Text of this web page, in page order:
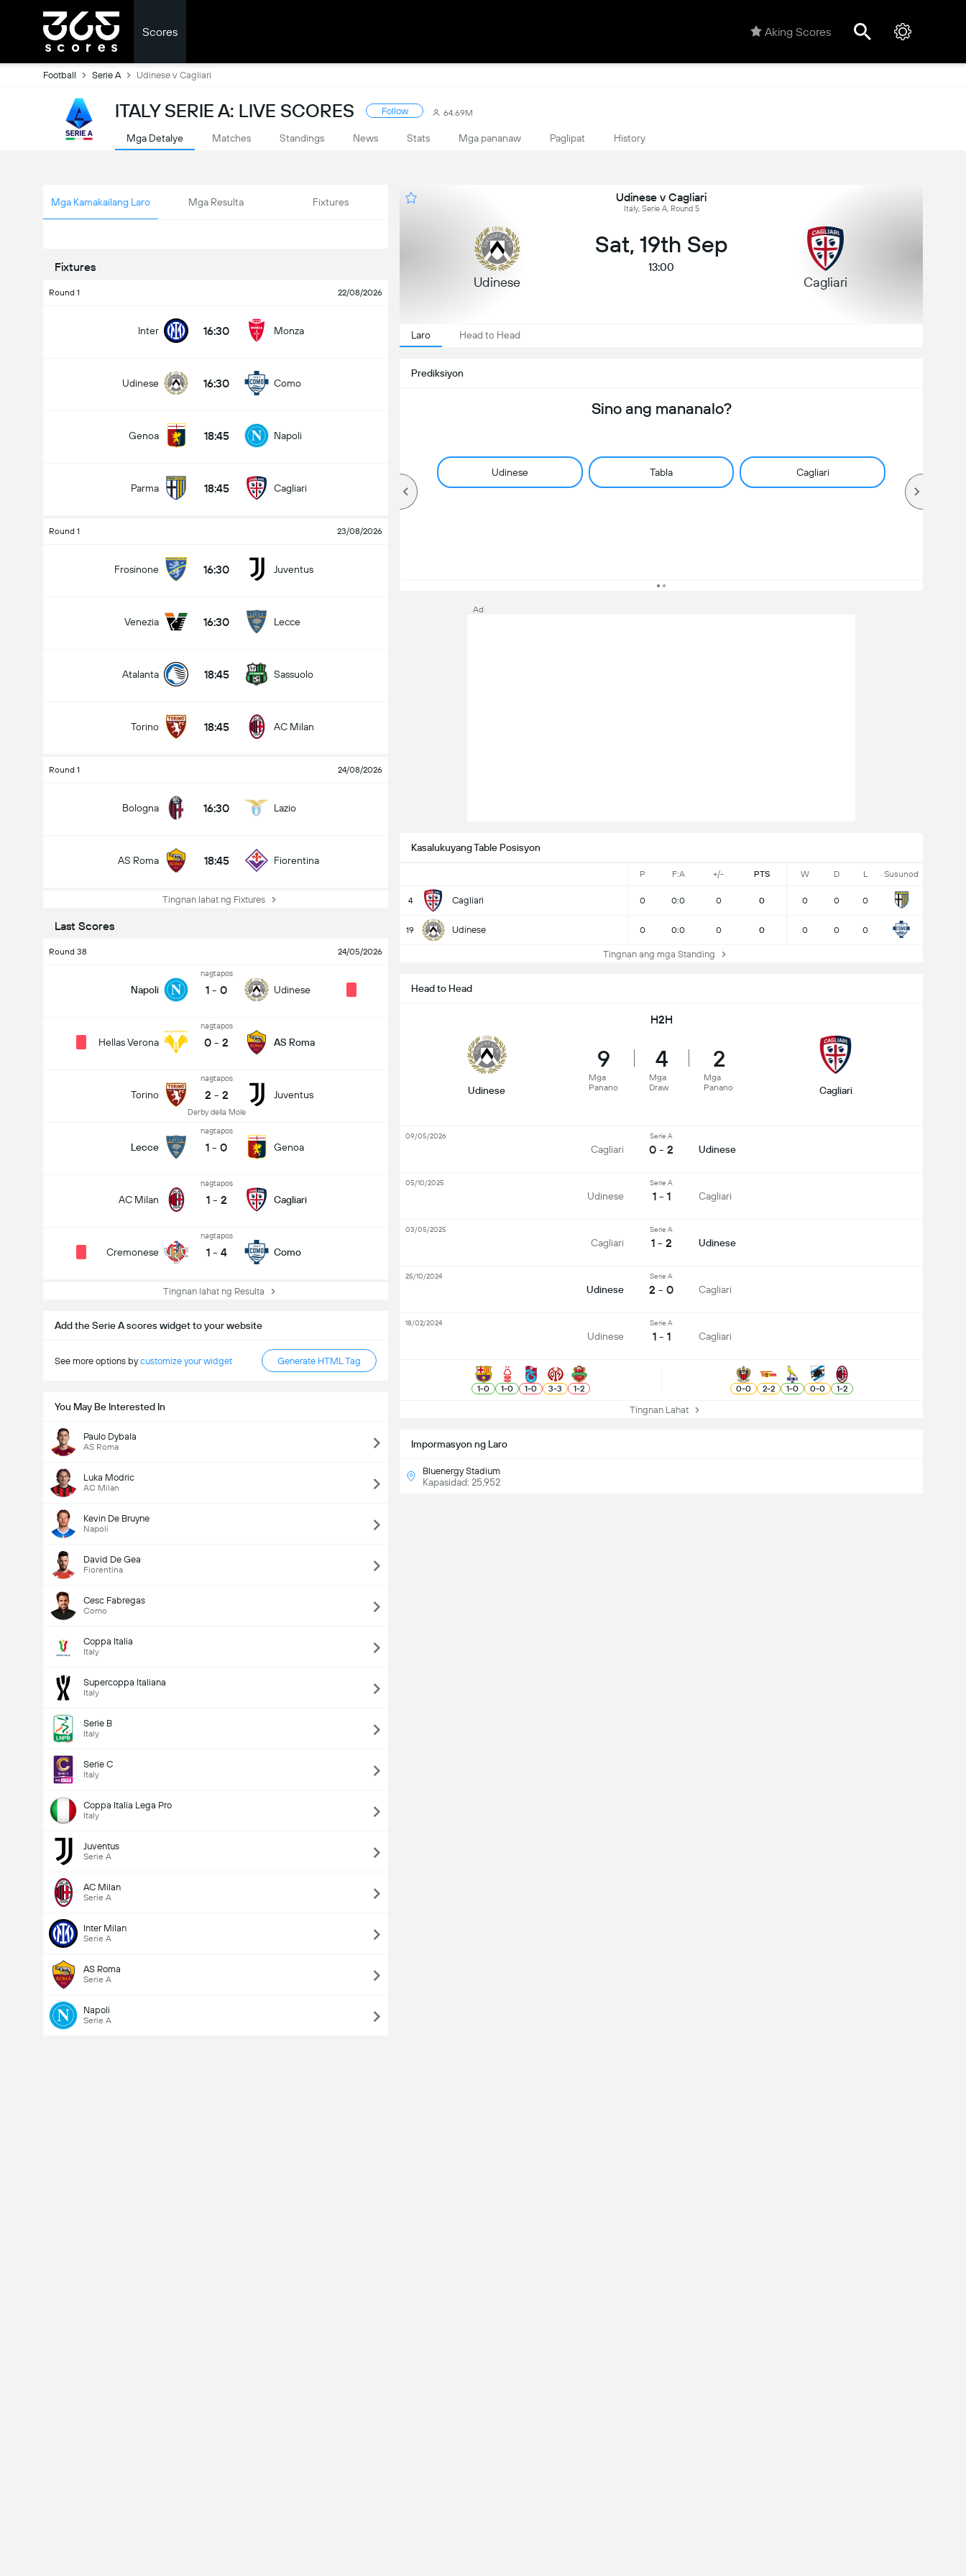
Scores Aking Scores
Football Serie A Udinese v Cagliari
ITALY SERIE A: LIVE SCORES Follow 64.69M
Mga Detalye Matches Standings News Stats Mga pananaw Paglipat History
Mga Kamakailang Laro Mga Resulta Fixtures
Fixtures
Round 1 22/08/2026
Inter 16:30 Monza
Udinese 16:30 Como
Genoa 18:45 Napoli
Parma 18:45 Cagliari
Round 1 23/08/2026
Frosinone 16:30 Juventus
Venezia 16:30 Lecce
Atalanta 18:45 Sassuolo
Torino 18:45 AC Milan
Round 1 24/08/2026
Bologna 16:30 Lazio
AS Roma 18:45 Fiorentina
Tingnan lahat ng Fixtures
Last Scores
Round 38 24/05/2026
Napoli
nagtapos
1 - 0 Udinese
Hellas Verona
nagtapos
0 - 2 AS Roma
Torino
nagtapos
2 - 2
Derby della Mole
Juventus
Lecce
nagtapos
1 - 0 Genoa
AC Milan
nagtapos
1 - 2 Cagliari
Cremonese
nagtapos
1 - 4 Como
Tingnan lahat ng Resulta
Add the Serie A scores widget to your website
See more options bycustomize your widget Generate HTML Tag
You May Be Interested In
Paulo Dybala
AS Roma
Luka Modric
AC Milan
Kevin De Bruyne
Napoli
David De Gea
Fiorentina
Cesc Fabregas
Como
Coppa Italia
Italy
Supercoppa Italiana
Italy
Serie B
Italy
Serie C
Italy
Coppa Italia Lega Pro
Italy
Juventus
Serie A
AC Milan
Serie A
Inter Milan
Serie A
AS Roma
Serie A
Napoli
Serie A
Udinese v Cagliari
Italy, Serie A, Round 5
Udinese
Sat, 19th Sep
13:00
Cagliari
Laro Head to Head
Prediksiyon
Sino ang mananalo?
Udinese Tabla Cagliari
Kasalukuyang Table Posisyon
P F:A +/- PTS W D L Susunod
4 Cagliari 0 0:0 0 0 0 0 0
19 Udinese 0 0:0 0 0 0 0 0
Tingnan ang mga Standing
Impormasyon ng Laro
Bluenergy Stadium
Kapasidad: 25,952
Head to Head
H2H
Udinese
9
Mga
Panano
4
Mga
Draw
2
Mga
Panano
Cagliari
Cagliari
Serie A
0 - 2 Udinese
09/05/2026
Udinese
Serie A
1 - 1 Cagliari
05/10/2025
Cagliari
Serie A
1 - 2 Udinese
03/05/2025
Udinese
Serie A
2 - 0 Cagliari
25/10/2024
Udinese
Serie A
1 - 1 Cagliari
18/02/2024
1-0 1-0 1-0 3-3 1-2 0-0 2-2 1-0 0-0 1-2
Tingnan Lahat
Ad